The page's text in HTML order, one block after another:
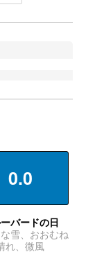
0.0
バードの日
雪、おおむね
れ、微風